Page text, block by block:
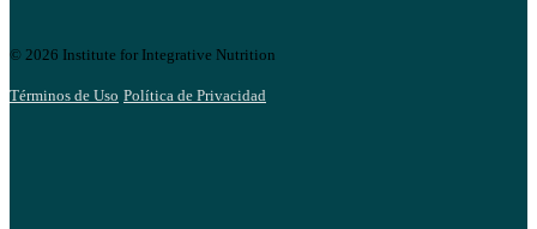
© 2026 Institute for Integrative Nutrition
Términos de Uso Política de Privacidad